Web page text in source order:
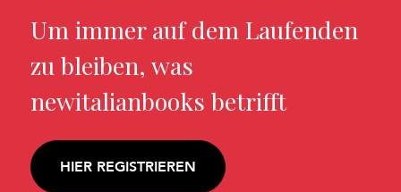
Um immer auf dem Laufenden
zu bleiben, was
newitalianbooks betrifft
HIER REGISTRIEREN